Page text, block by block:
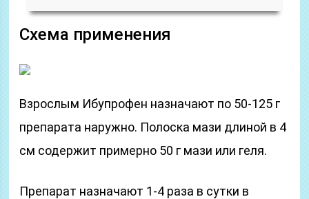
Схема применения
Взрослым Ибупрофен назначают по 50-125 г
препарата наружно. Полоска мази длиной в 4
см содержит примерно 50 г мази или геля.
Препарат назначают 1-4 раза в сутки в